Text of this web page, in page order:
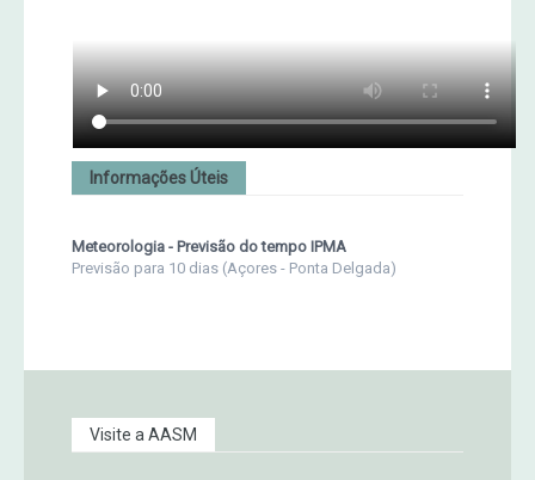
Informações Úteis
Meteorologia - Previsão do tempo IPMA
Previsão para 10 dias (Açores - Ponta Delgada)
Visite a AASM